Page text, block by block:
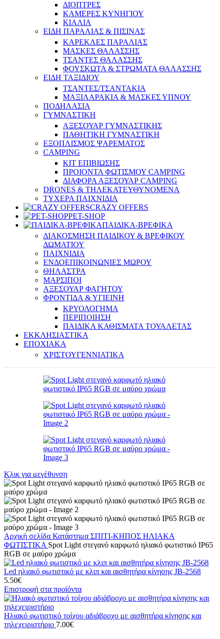
ΔΙΟΠΤΡΕΣ
ΚΑΜΕΡΕΣ ΚΥΝΗΓΙΟΥ
ΚΙΑΛΙΑ
ΕΙΔΗ ΠΑΡΑΛΙΑΣ & ΠΙΣΙΝΑΣ
ΚΑΡΕΚΛΕΣ ΠΑΡΑΛΙΑΣ
ΜΑΣΚΕΣ ΘΑΛΑΣΣΗΣ
ΤΣΑΝΤΕΣ ΘΑΛΑΣΣΗΣ
ΦΟΥΣΚΩΤΑ & ΣΤΡΩΜΑΤΑ ΘΑΛΑΣΣΗΣ
ΕΙΔΗ ΤΑΞΙΔΙΟΥ
ΤΣΑΝΤΕΣ/ΤΣΑΝΤΑΚΙΑ
ΜΑΞΙΛΑΡΑΚΙΑ & ΜΑΣΚΕΣ ΥΠΝΟΥ
ΠΟΔΗΛΑΣΙΑ
ΓΥΜΝΑΣΤΙΚΗ
ΑΞΕΣΟΥΑΡ ΓΥΜΝΑΣΤΙΚΗΣ
ΠΑΘΗΤΙΚΗ ΓΥΜΝΑΣΤΙΚΗ
ΕΞΟΠΛΙΣΜΟΣ ΨΑΡΕΜΑΤΟΣ
CAMPING
ΚΙΤ ΕΠΙΒΙΩΣΗΣ
ΠΡΟΙΟΝΤΑ ΦΩΤΙΣΜΟΥ CAMPING
ΔΙΑΦΟΡΑ ΑΞΕΣΟΥΑΡ CAMPING
DRONES & ΤΗΛΕΚΑΤΕΥΘΥΝΟΜΕΝΑ
ΤΥΧΕΡΑ ΠΑΙΧΝΙΔΙΑ
CRAZY OFFERS
PET-SHOP
ΠΑΙΔΙΚΑ-ΒΡΕΦΙΚΑ
ΔΙΑΚΟΣΜΗΣΗ ΠΑΙΔΙΚΟΥ & ΒΡΕΦΙΚΟΥ
ΔΩΜΑΤΙΟΥ
ΠΑΙΧΝΙΔΙΑ
ΕΝΔΟΕΠΙΚΟΙΝΩΝΙΕΣ ΜΩΡΟΥ
ΘΗΛΑΣΤΡΑ
ΜΑΡΣΙΠΟΙ
ΑΞΕΣΟΥΑΡ ΦΑΓΗΤΟΥ
ΦΡΟΝΤΙΔΑ & ΥΓΙΕΙΝΗ
ΚΡΥΟΛΟΓΗΜΑ
ΠΕΡΙΠΟΙΗΣΗ
ΠΑΙΔΙΚΑ ΚΑΘΙΣΜΑΤΑ ΤΟΥΑΛΕΤΑΣ
ΕΚΚΛΗΣΙΑΣΤΙΚΑ
ΕΠΟΧΙΑΚΑ
ΧΡΙΣΤΟΥΓΕΝΝΙΑΤΙΚΑ
Κλικ για μεγέθυνση
Αρχική σελίδα Κατάστημα ΣΠΙΤΙ-ΚΗΠΟΣ ΗΛΙΑΚΑ
ΦΩΤΙΣΤΙΚΑ Spot Light στεγανό καρφωτό ηλιακό φωτιστικό IP65
RGB σε μαύρο χρώμα
Led ηλιακό φωτιστικό με κλιπ και αισθητήρα κίνησης JB-2568
5.50€
Επιστροφή στα προϊόντα
Ηλιακό φωτιστικό τοίχου αδιάβροχο με αισθητήρα κίνησης και
τηλεχειριστήριο 7.00€